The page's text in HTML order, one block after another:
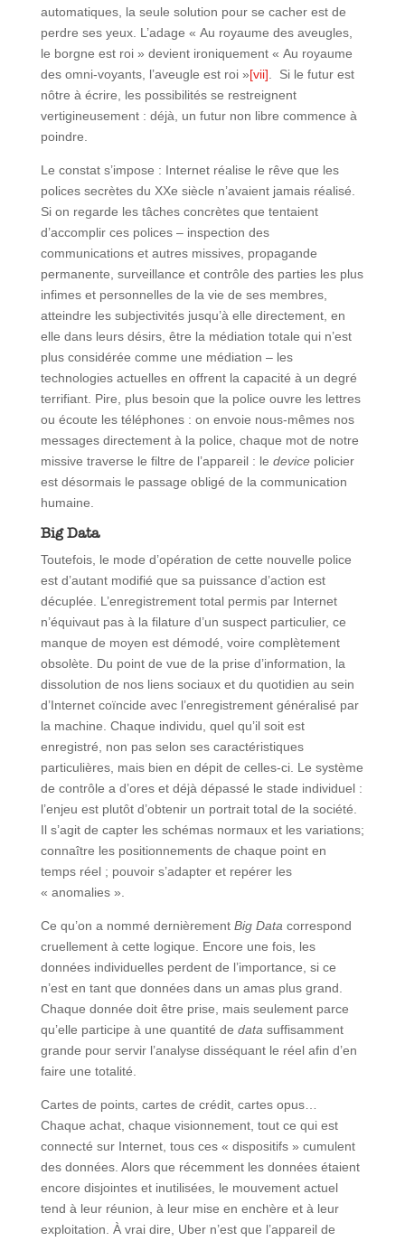
automatiques, la seule solution pour se cacher est de
perdre ses yeux. L’adage « Au royaume des aveugles,
le borgne est roi » devient ironiquement « Au royaume
des omni-voyants, l’aveugle est roi »[vii] . Si le futur est
nôtre à écrire, les possibilités se restreignent
vertigineusement : déjà, un futur non libre commence à
poindre.
Le constat s’impose : Internet réalise le rêve que les
polices secrètes du XXe siècle n’avaient jamais réalisé.
Si on regarde les tâches concrètes que tentaient
d’accomplir ces polices – inspection des
communications et autres missives, propagande
permanente, surveillance et contrôle des parties les plus
infimes et personnelles de la vie de ses membres,
atteindre les subjectivités jusqu’à elle directement, en
elle dans leurs désirs, être la médiation totale qui n’est
plus considérée comme une médiation – les
technologies actuelles en offrent la capacité à un degré
terrifiant. Pire, plus besoin que la police ouvre les lettres
ou écoute les téléphones : on envoie nous-mêmes nos
messages directement à la police, chaque mot de notre
missive traverse le filtre de l’appareil : le device policier
est désormais le passage obligé de la communication
humaine.
Big Data
Toutefois, le mode d’opération de cette nouvelle police
est d’autant modifié que sa puissance d’action est
décuplée. L’enregistrement total permis par Internet
n’équivaut pas à la filature d’un suspect particulier, ce
manque de moyen est démodé, voire complètement
obsolète. Du point de vue de la prise d’information, la
dissolution de nos liens sociaux et du quotidien au sein
d’Internet coïncide avec l’enregistrement généralisé par
la machine. Chaque individu, quel qu’il soit est
enregistré, non pas selon ses caractéristiques
particulières, mais bien en dépit de celles-ci. Le système
de contrôle a d’ores et déjà dépassé le stade individuel :
l’enjeu est plutôt d’obtenir un portrait total de la société.
Il s’agit de capter les schémas normaux et les variations;
connaître les positionnements de chaque point en
temps réel ; pouvoir s’adapter et repérer les
« anomalies ».
Ce qu’on a nommé dernièrement Big Data correspond
cruellement à cette logique. Encore une fois, les
données individuelles perdent de l’importance, si ce
n’est en tant que données dans un amas plus grand.
Chaque donnée doit être prise, mais seulement parce
qu’elle participe à une quantité de data suffisamment
grande pour servir l’analyse disséquant le réel afin d’en
faire une totalité.
Cartes de points, cartes de crédit, cartes opus…
Chaque achat, chaque visionnement, tout ce qui est
connecté sur Internet, tous ces « dispositifs » cumulent
des données. Alors que récemment les données étaient
encore disjointes et inutilisées, le mouvement actuel
tend à leur réunion, à leur mise en enchère et à leur
exploitation. À vrai dire, Uber n’est que l’appareil de